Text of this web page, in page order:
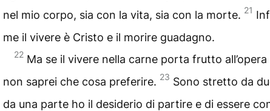
nel mio corpo, sia con la vita, sia con la morte. 21
me il vivere è Cristo e il morire guadagno.
22 Ma se il vivere nella carne porta frutto all’opera
non saprei che cosa preferire. 23 Sono stretto da
da una parte ho il desiderio di partire e di essere